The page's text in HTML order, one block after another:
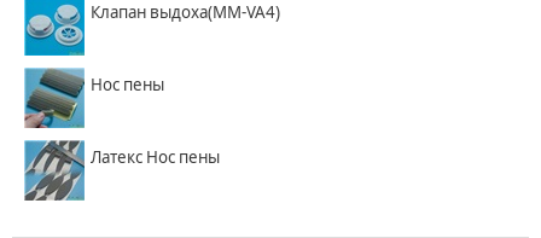
Клапан выдоха(MM-VA4)
Нос пены
Латекс Нос пены